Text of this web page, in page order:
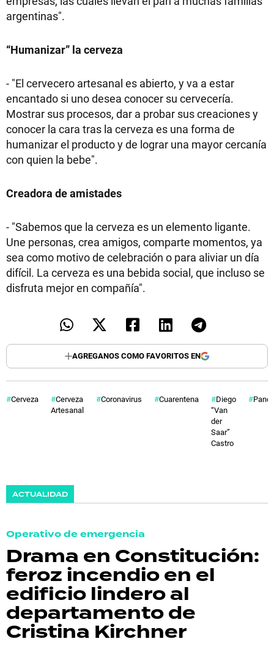
argentinas".
“Humanizar” la cerveza
- "El cervecero artesanal es abierto, y va a estar
encantado si uno desea conocer su cervecería.
Mostrar sus procesos, dar a probar sus creaciones y
conocer la cara tras la cerveza es una forma de
humanizar el producto y de lograr una mayor cercanía
con quien la bebe".
Creadora de amistades
- "Sabemos que la cerveza es un elemento ligante.
Une personas, crea amigos, comparte momentos, ya
sea como motivo de celebración o para aliviar un día
difícil. La cerveza es una bebida social, que incluso se
disfruta mejor en compañía".
AGREGANOS COMO FAVORITOS EN
Cerveza
Cerveza
Artesanal
Coronavirus Cuarentena
Diego
“Van
der
Saar”
Castro
ACTUALIDAD
Operativo de emergencia
Drama en Constitución:
feroz incendio en el
edificio lindero al
departamento de
Cristina Kirchner